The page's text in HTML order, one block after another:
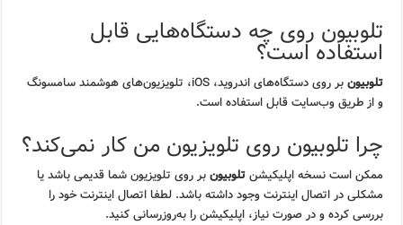
تلوبیون روی چه دستگاه‌هایی قابل
استفاده است؟
تلوبیون
بر روی دستگاه‌های اندروید، iOS، تلویزیون‌های هوشمند سامسونگ
و از طریق وب‌سایت قابل استفاده است.
چرا تلوبیون روی تلویزیون من کار نمی‌کند؟
ممکن است نسخه اپلیکیشنتلوبیونبر روی تلویزیون شما قدیمی باشد یا
مشکلی در اتصال اینترنت وجود داشته باشد. لطفا اتصال اینترنت خود را
بررسی کرده و در صورت نیاز، اپلیکیشن را به‌روزرسانی کنید.